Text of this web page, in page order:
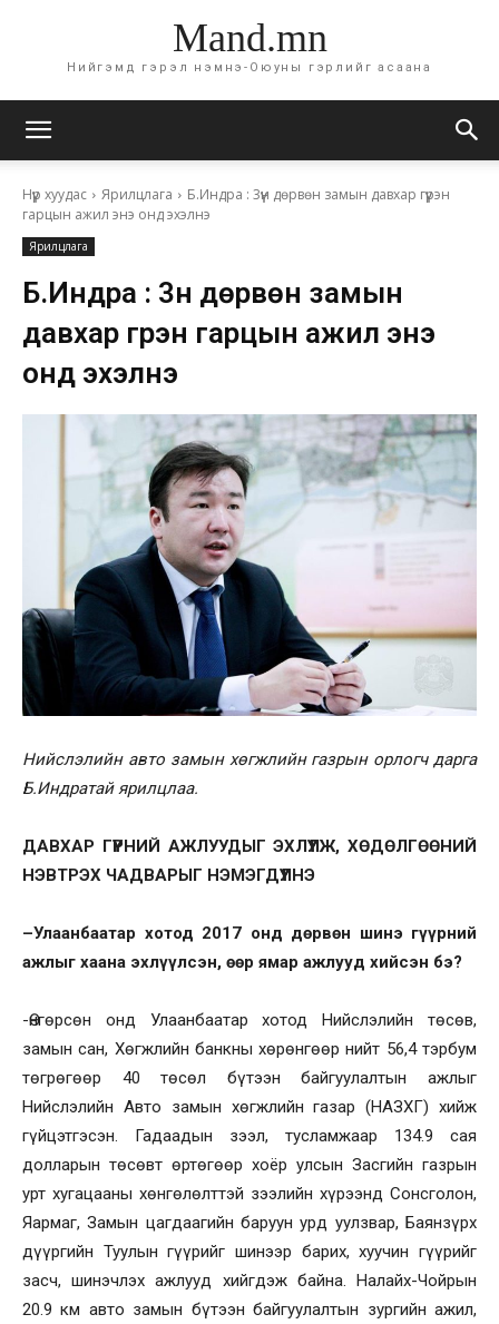
Mand.mn
Нийгэмд гэрэл нэмнэ-Оюуны гэрлийг асаана
Нүүр хуудас Ярилцлага
Б.Индра : 3үүн дөрвөн замын давхар гүүрэн
гарцын ажил энэ онд эхэлнэ
Ярилцлага
Б.Индра : 3үүн дөрвөн замын
давхар гүүрэн гарцын ажил энэ
онд эхэлнэ
Нийслэлийн авто замын хөгжлийн газрын орлогч дарга
Б.Индратай ярилцлаа.
ДАВХАР ГҮҮРНИЙ АЖЛУУДЫГ ЭХЛҮҮЛЖ, ХӨДӨЛГӨӨНИЙ
НЭВТРЭХ ЧАДВАРЫГ НЭМЭГДҮҮЛНЭ
–Улаанбаатар хотод 2017 онд дөрвөн шинэ гүүрний
ажлыг хаана эхлүүлсэн, өөр ямар ажлууд хийсэн бэ?
-Өнгөрсөн онд Улаанбаатар хотод Нийслэлийн төсөв,
замын сан, Хөгжлийн банкны хөрөнгөөр нийт 56,4 тэрбум
төгрөгөөр 40 төсөл бүтээн байгуулалтын ажлыг
Нийслэлийн Авто замын хөгжлийн газар (НАЗХГ) хийж
гүйцэтгэсэн. Гадаадын зээл, тусламжаар 134.9 сая
долларын төсөвт өртөгөөр хоёр улсын Засгийн газрын
урт хугацааны хөнгөлөлттэй зээлийн хүрээнд Сонсголон,
Яармаг, Замын цагдаагийн баруун урд уулзвар, Баянзүрх
дүүргийн Туулын гүүрийг шинээр барих, хуучин гүүрийг
засч, шинэчлэх ажлууд хийгдэж байна. Налайх-Чойрын
20.9 км авто замын бүтээн байгуулалтын зургийн ажил,